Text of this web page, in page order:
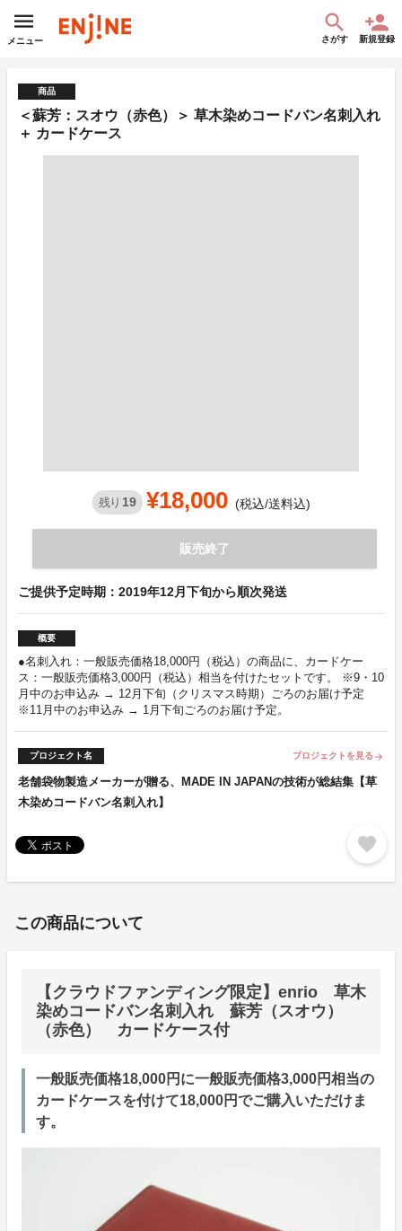
メニュー さがす 新規登録
商品
＜蘇芳：スオウ（赤色）＞ 草木染めコードバン名刺入れ
＋ カードケース
残り 19 ¥18,000 (税込/送料込)
販売終了
ご提供予定時期：2019年12月下旬から順次発送
概要
●名刺入れ：一般販売価格18,000円（税込）の商品に、カードケー
ス：一般販売価格3,000円（税込）相当を付けたセットです。 ※9・10
月中のお申込み → 12月下旬（クリスマス時期）ごろのお届け予定
※11月中のお申込み → 1月下旬ごろのお届け予定。
プロジェクト名 プロジェクトを見る arrow_forward
老舗袋物製造メーカーが贈る、MADE IN JAPANの技術が総結集【草
木染めコードバン名刺入れ】
favorite
この商品について
【クラウドファンディング限定】enrio 草木
染めコードバン名刺入れ 蘇芳（スオウ）
（赤色） カードケース付
一般販売価格18,000円に一般販売価格3,000円相当の
カードケースを付けて18,000円でご購入いただけま
す。